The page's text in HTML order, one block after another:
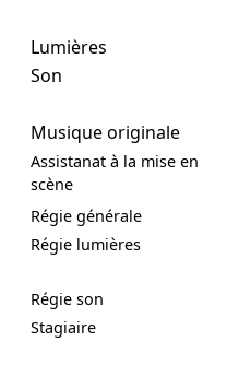
Lumières
Son
Musique originale
Assistanat à la mise en
scène
Régie générale
Régie lumières
Régie son
Stagiaire